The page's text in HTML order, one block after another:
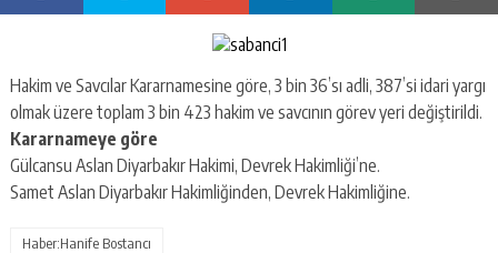
Hakim ve Savcılar Kararnamesine göre, 3 bin 36’sı adli, 387’si idari yargı
olmak üzere toplam 3 bin 423 hakim ve savcının görev yeri değiştirildi.
Kararnameye göre
Gülcansu Aslan Diyarbakır Hakimi, Devrek Hakimliği’ne.
Samet Aslan Diyarbakır Hakimliğinden, Devrek Hakimliğine.
Haber:Hanife Bostancı